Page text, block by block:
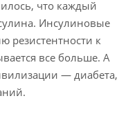
что каждый
Инсулиновые
резистентности к
все больше. А
— диабета,